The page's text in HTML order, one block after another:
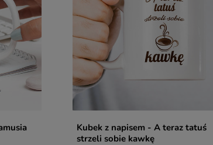
Kubek z napisem - A teraz tatuś
strzeli sobie kawkę